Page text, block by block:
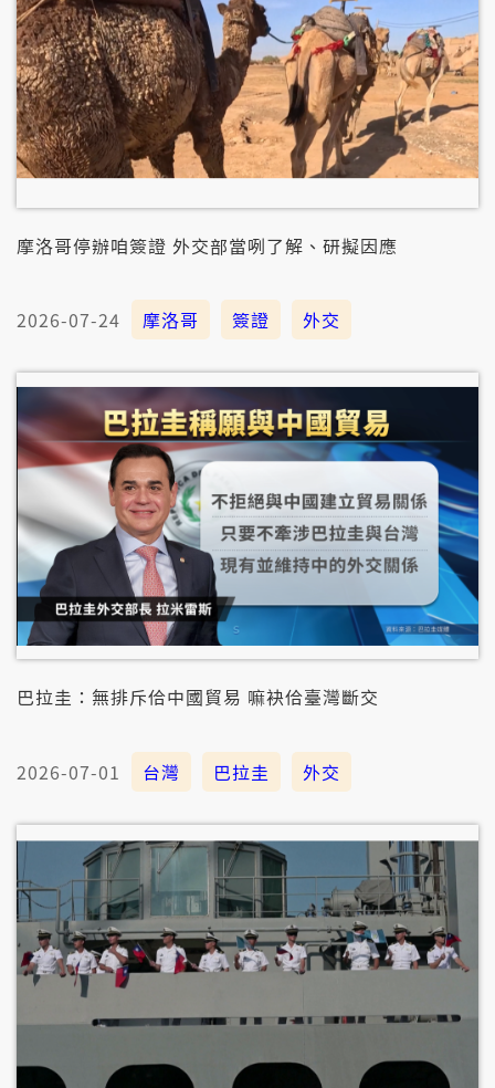
摩洛哥停辦咱簽證 外交部當咧了解、研擬因應
2026-07-24 摩洛哥 簽證 外交
巴拉圭：無排斥佮中國貿易 嘛袂佮臺灣斷交
2026-07-01 台灣 巴拉圭 外交